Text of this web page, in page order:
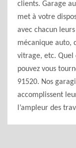
clients. Garage
met à votre
avec chacun
mécanique auto,
vitrage, etc. Quel
pouvez vous
91520. Nos
accomplissent
l’ampleur des